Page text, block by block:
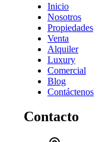
Inicio
Nosotros
Propiedades
Venta
Alquiler
Luxury
Comercial
Blog
Contáctenos
Contacto